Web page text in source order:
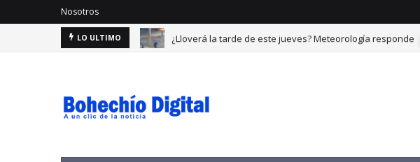
Nosotros
LO ULTIMO ¿Lloverá la tarde de este jueves? Meteorología responde